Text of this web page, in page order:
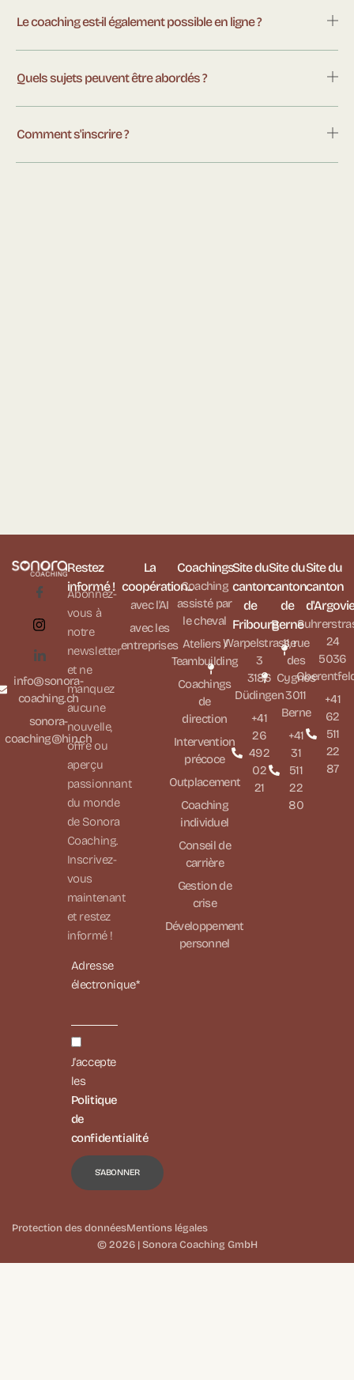
Le coaching est-il également possible en ligne ?
Quels sujets peuvent être abordés ?
Comment s'inscrire ?
info@sonora-
coaching.ch
sonora-
coaching@hin.ch
Restez
informé !
Abonnez-
vous à
notre
newsletter
et ne
manquez
aucune
nouvelle,
offre ou
aperçu
passionnant
du monde
de Sonora
Coaching.
Inscrivez-
vous
maintenant
et restez
informé !
Adresse
électronique*
J'accepte
les
Politique
de
confidentialité
La
coopération...
avec l'AI
avec les
entreprises
Coachings
Coaching
assisté par
le cheval
Ateliers /
Teambuilding
Coachings
de
direction
Intervention
précoce
Outplacement
Coaching
individuel
Conseil de
carrière
Gestion de
crise
Développement
personnel
Site du
canton
de
Fribourg
Warpelstrasse
3
3186
Düdingen
+41
26
492
02
21
Site du
canton
de
Berne
11, rue
des
Cygnes
3011
Berne
+41
31
511
22
80
Site du
canton
d'Argovie
24
5036
+41
62
511
22
87
© 2026 | Sonora Coaching GmbH
Protection des donnéesMentions légales